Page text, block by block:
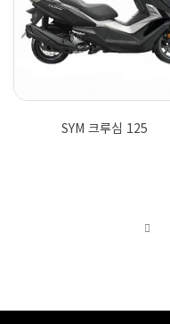
SYM 크루심 125